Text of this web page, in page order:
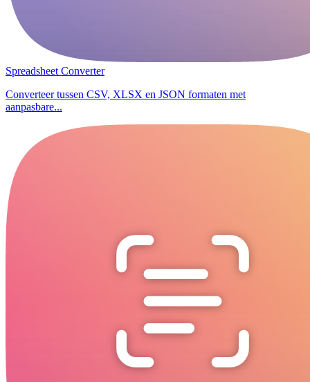
Spreadsheet Converter
Converteer tussen CSV, XLSX en JSON formaten met
aanpasbare...